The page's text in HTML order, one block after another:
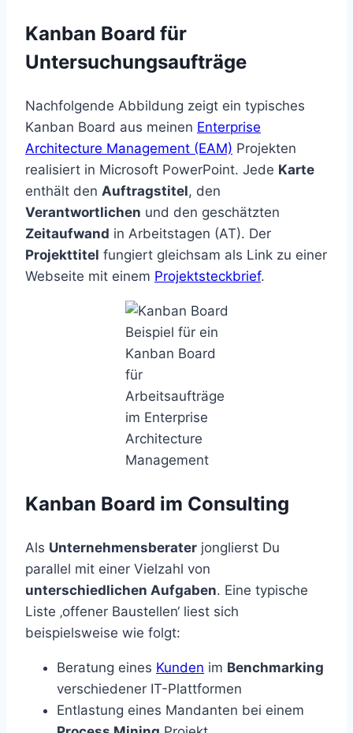
Kanban Board für
Untersuchungsaufträge
Nachfolgende Abbildung zeigt ein typisches
Kanban Board aus meinen Enterprise
Architecture Management (EAM) Projekten
realisiert in Microsoft PowerPoint. Jede Karte
enthält den Auftragstitel, den
Verantwortlichen und den geschätzten
Zeitaufwand in Arbeitstagen (AT). Der
Projekttitel fungiert gleichsam als Link zu einer
Webseite mit einem Projektsteckbrief.
Beispiel für ein
Kanban Board
für
Arbeitsaufträge
im Enterprise
Architecture
Management
Kanban Board im Consulting
Als Unternehmensberater jonglierst Du
parallel mit einer Vielzahl von
unterschiedlichen Aufgaben. Eine typische
Liste ‚offener Baustellen‘ liest sich
beispielsweise wie folgt:
Beratung eines Kunden im Benchmarking
verschiedener IT-Plattformen
Entlastung eines Mandanten bei einem